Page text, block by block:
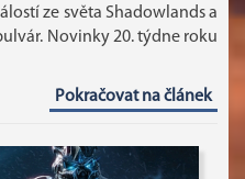
ze světa Shadowlands a
Novinky 20. týdne roku
Pokračovat na článek